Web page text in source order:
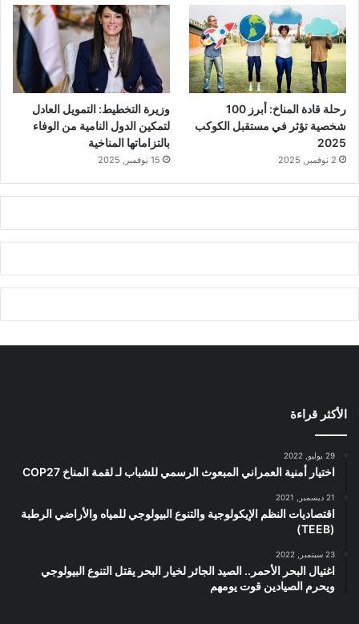
رحلة قادة المناخ: أبرز 100
شخصية تؤثر في مستقبل الكوكب
2025
2 نوفمبر, 2025
وزيرة التخطيط: التمويل العادل
لتمكين الدول النامية من الوفاء
بالتزاماتها المناخية
15 نوفمبر, 2025
الأكثر قراءة
29 يوليو, 2022
اختيار أمنية العمراني المبعوث الرسمي للشباب لـ لقمة المناخ COP27
21 ديسمبر, 2021
اقتصاديات النظم الإيكولوجية والتنوع البيولوجي للمياه والأراضي الرطبة
(TEEB)
23 سبتمبر, 2022
اغتيال البحر الأحمر.. الصيد الجائر لخيار البحر يقتل التنوع البيولوجي
ويحرم الصيادين قوت يومهم